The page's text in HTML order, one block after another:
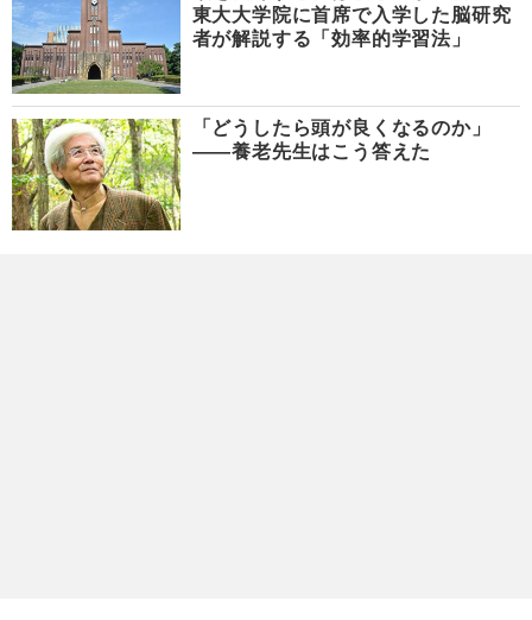
東大大学院に首席で入学した脳研究
者が解説する「効率的学習法」
「どうしたら頭が良くなるのか」
――養老先生はこう答えた